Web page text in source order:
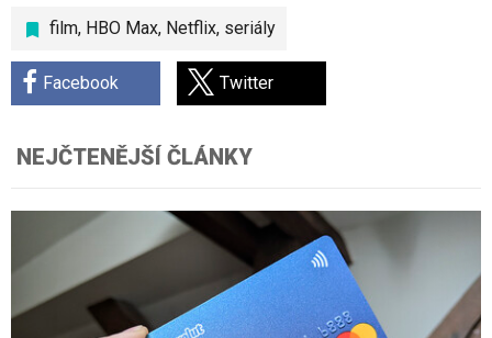
film, HBO Max, Netflix, seriály
Facebook Twitter
NEJČTENĚJŠÍ ČLÁNKY